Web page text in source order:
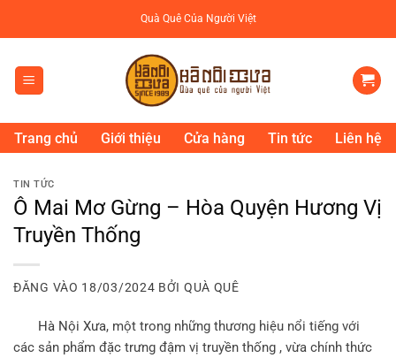
dung
Quà Quê Của Người Việt
Trang chủ Giới thiệu Cửa hàng Tin tức Liên hệ
TIN TỨC
Ô Mai Mơ Gừng – Hòa Quyện Hương Vị
Truyền Thống
ĐĂNG VÀO 18/03/2024 BỞI QUÀ QUÊ
Hà Nội Xưa, một trong những thương hiệu nổi tiếng với
các sản phẩm đặc trưng đậm vị truyền thống , vừa chính thức